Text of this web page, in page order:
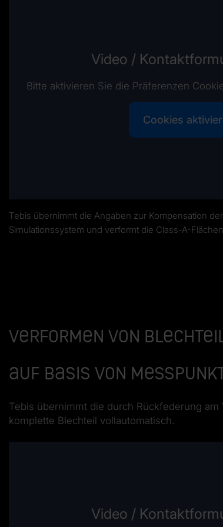
Video /
Bitte aktivieren Sie die Präferenzen
Cookies
Tebis übernimmt die Angaben zur Kompensation
Simulationssystem und verformt die Class-A-
Verformen von
Auf Basis von
Tebis übernimmt die durch Rückfederung
komplette Blechteil vollautomatisch.
Video /